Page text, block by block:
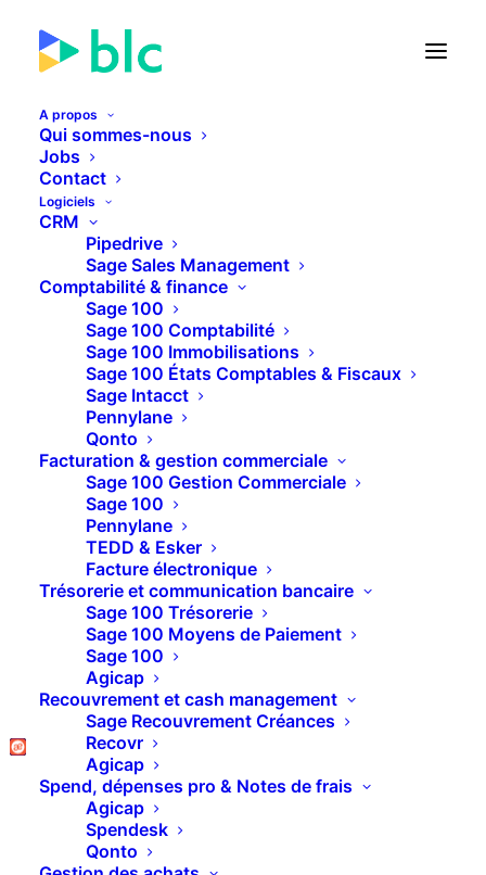
A propos
Qui sommes-nous
Jobs
Contact
Logiciels
CRM
Pipedrive
Sage Sales Management
Comptabilité & finance
Sage 100
Sage 100 Comptabilité
Sage 100 Immobilisations
Sage 100 États Comptables & Fiscaux
Sage Intacct
Pennylane
Qonto
Facturation & gestion commerciale
Sage 100 Gestion Commerciale
Sage 100
Pennylane
TEDD & Esker
Facture électronique
Trésorerie et communication bancaire
Sage 100 Trésorerie
Sage 100 Moyens de Paiement
Sage 100
Agicap
Recouvrement et cash management
Sage Recouvrement Créances
Recovr
Agicap
Spend, dépenses pro & Notes de frais
Agicap
Spendesk
Qonto
🚀 Lancement de la Facture
23JOURS02HEURES28
PLUS D'INFOS
Sage 100 Comptabilité
– Le justificatif du
solde tiers